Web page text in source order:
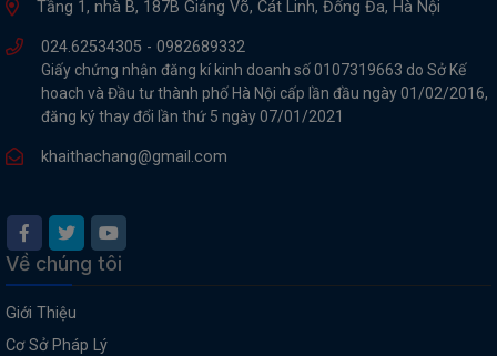
Tầng 1, nhà B, 187B Giảng Võ, Cát Linh, Đống Đa, Hà Nội
024.62534305 - 0982689332
Giấy chứng nhận đăng kí kinh doanh số 0107319663 do Sở Kế
hoach và Đầu tư thành phố Hà Nội cấp lần đầu ngày 01/02/2016,
đăng ký thay đổi lần thứ 5 ngày 07/01/2021
khaithachang@gmail.com
Về chúng tôi
Giới Thiệu
Cơ Sở Pháp Lý